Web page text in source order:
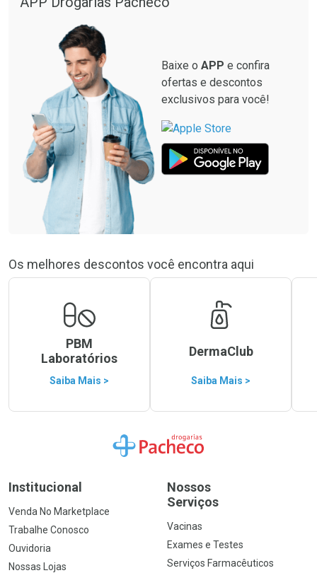
Baixe o APP e confira
ofertas e descontos
exclusivos para você!
Os melhores descontos você encontra aqui
PBM
Laboratórios
Saiba Mais >
DermaClub
Saiba Mais >
Ir para a Home
Institucional
Venda No Marketplace
Trabalhe Conosco
Ouvidoria
Nossas Lojas
Nossos
Serviços
Vacinas
Exames e Testes
Serviços Farmacêuticos